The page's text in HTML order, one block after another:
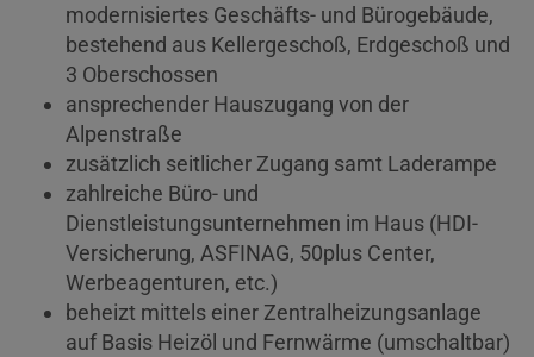
modernisiertes Geschäfts- und Bürogebäude,
bestehend aus Kellergeschoß, Erdgeschoß und
3 Oberschossen
ansprechender Hauszugang von der
Alpenstraße
zusätzlich seitlicher Zugang samt Laderampe
zahlreiche Büro- und
Dienstleistungsunternehmen im Haus (HDI-
Versicherung, ASFINAG, 50plus Center,
Werbeagenturen, etc.)
beheizt mittels einer Zentralheizungsanlage
auf Basis Heizöl und Fernwärme (umschaltbar)